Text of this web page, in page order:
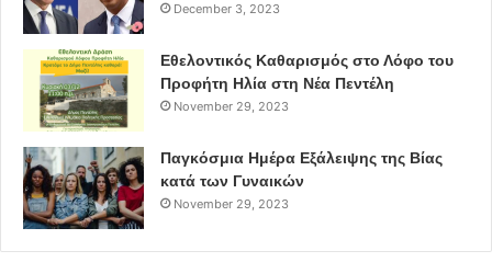
December 3, 2023
Εθελοντικός Καθαρισμός στο Λόφο του
Προφήτη Ηλία στη Νέα Πεντέλη
November 29, 2023
Παγκόσμια Ημέρα Εξάλειψης της Βίας
κατά των Γυναικών
November 29, 2023